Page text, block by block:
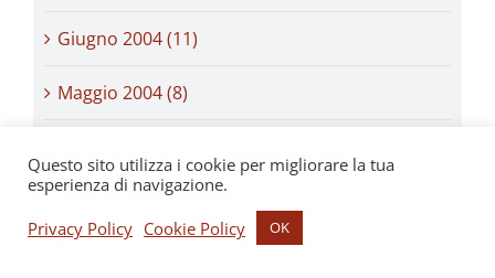
Giugno 2004 (11)
Maggio 2004 (8)
Marzo 2004 (10)
Questo sito utilizza i cookie per migliorare la tua
esperienza di navigazione.
Privacy Policy Cookie Policy OK